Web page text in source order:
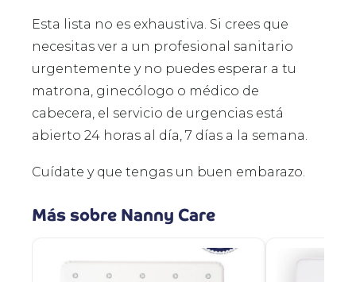
Esta lista no es exhaustiva. Si crees que
necesitas ver a un profesional sanitario
urgentemente y no puedes esperar a tu
matrona, ginecólogo o médico de
cabecera, el servicio de urgencias está
abierto 24 horas al día, 7 días a la semana.
Cuídate y que tengas un buen embarazo.
Más sobre Nanny Care